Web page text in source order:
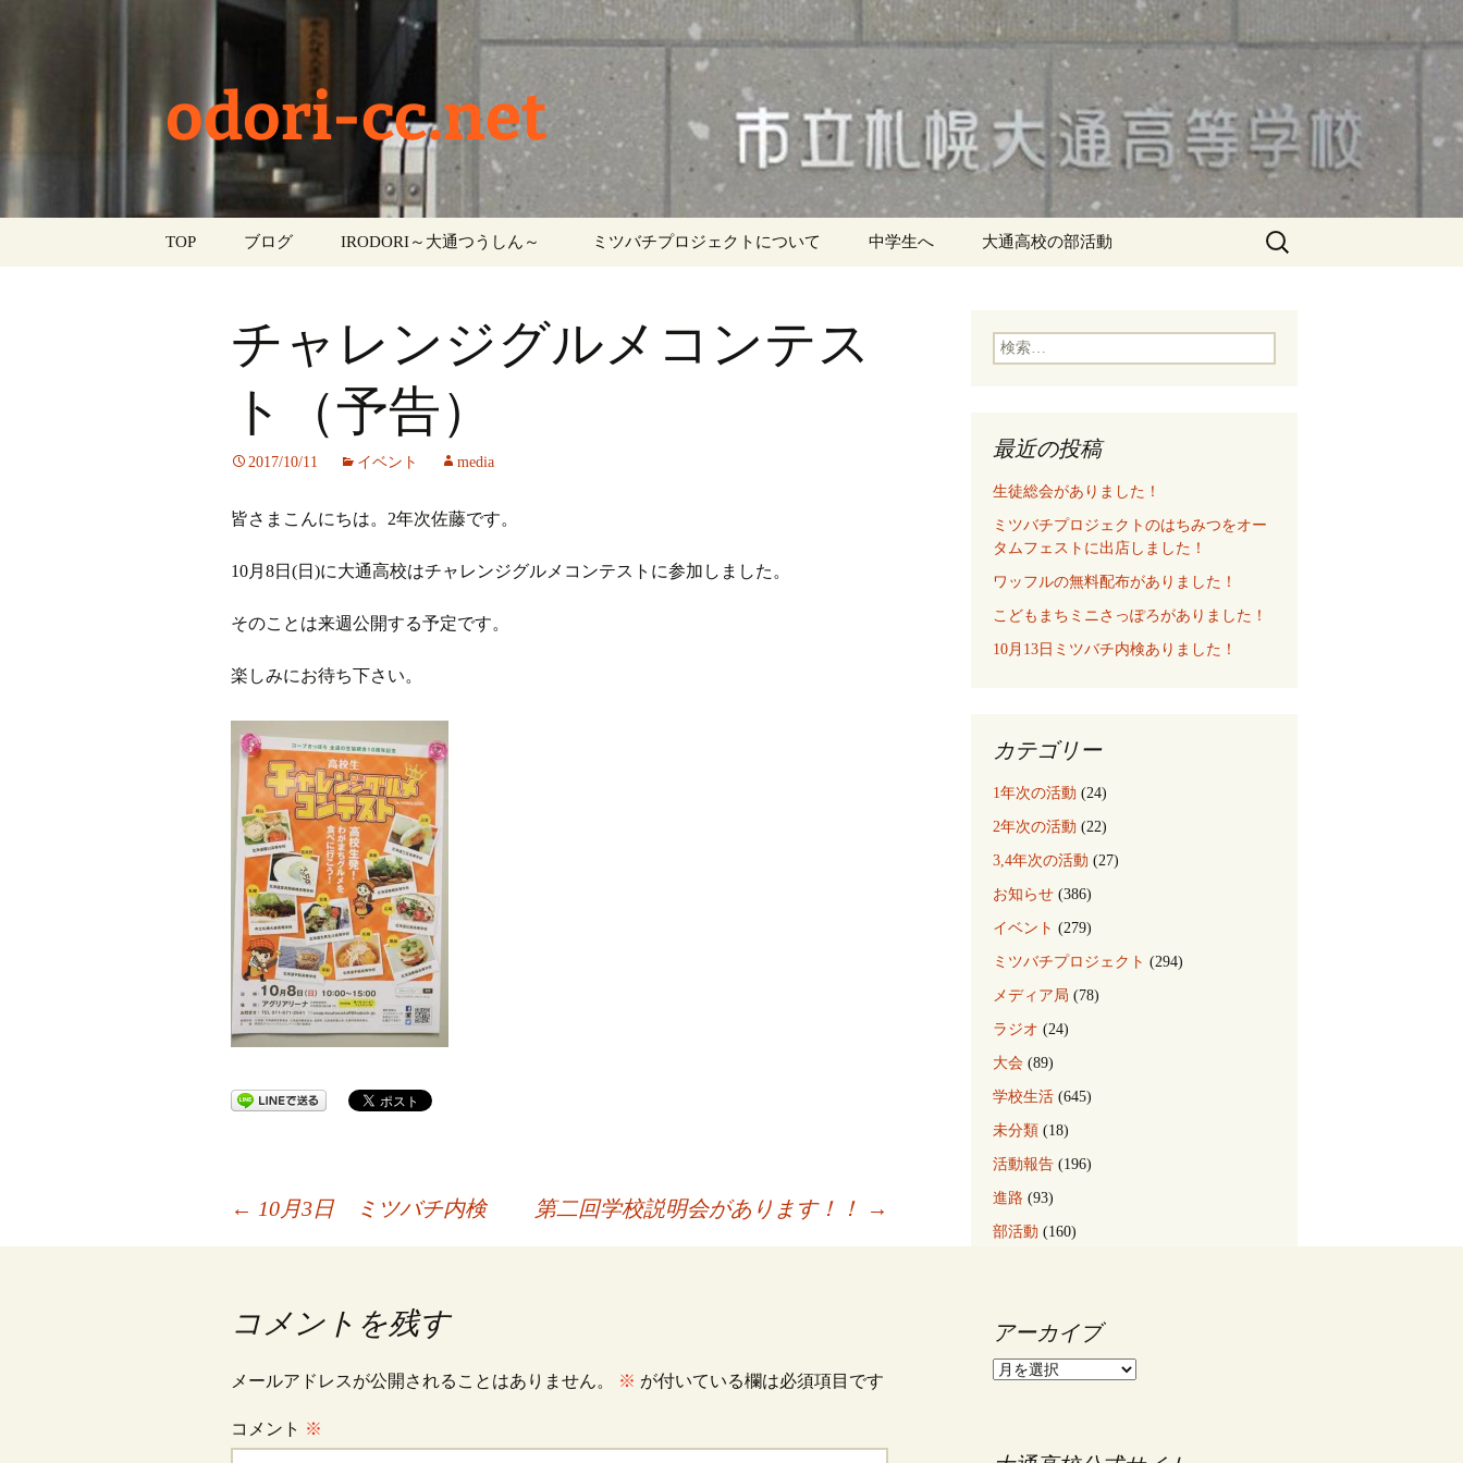
odori-cc.net
TOP ブログ
学校生活
イベント
部活動
ミツバチプロジェクト
メディア局
1年次の活動
2年次の活動
3,4年次の活動
IRODORI～大通つうしん～ ‎ ミツバチプロジェクトについて 中学生へ 大通高校の部活動
検
索:
チャレンジグルメコンテス
ト（予告）
2017/10/11 イベント media
皆さまこんにちは。2年次佐藤です。
10月8日(日)に大通高校はチャレンジグルメコンテストに参加しました。
そのことは来週公開する予定です。
楽しみにお待ち下さい。
← 10月3日 ミツバチ内検 第二回学校説明会があります！！ →
コメントを残す
メールアドレスが公開されることはありません。 ※ が付いている欄は必須項目です
コメント ※
検
索:
最近の投稿
生徒総会がありました！
ミツバチプロジェクトのはちみつをオー
タムフェストに出店しました！
ワッフルの無料配布がありました！
こどもまちミニさっぽろがありました！
10月13日ミツバチ内検ありました！
カテゴリー
1年次の活動 (24)
2年次の活動 (22)
3,4年次の活動 (27)
お知らせ (386)
イベント (279)
ミツバチプロジェクト (294)
メディア局 (78)
ラジオ (24)
大会 (89)
学校生活 (645)
未分類 (18)
活動報告 (196)
進路 (93)
部活動 (160)
アーカイブ
ア